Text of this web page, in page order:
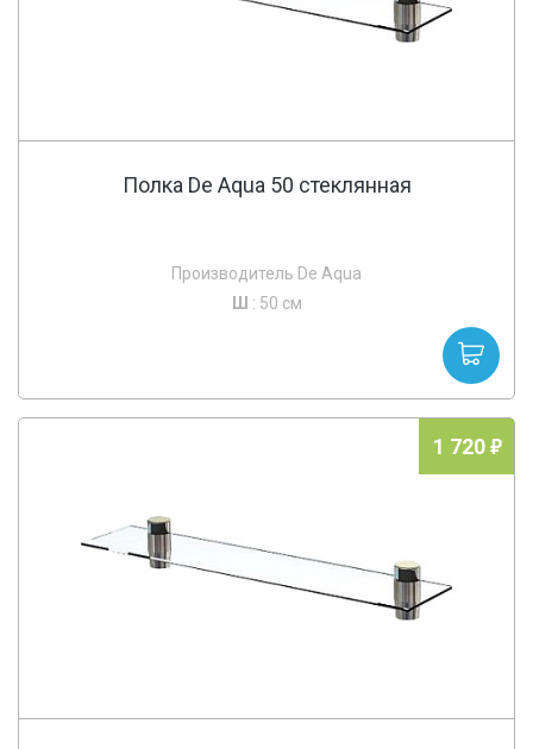
Полка De Aqua 50 стеклянная
Производитель De Aqua
Ш : 50 см
1 720